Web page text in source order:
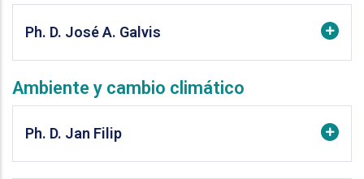
Ph. D. José A. Galvis
Ambiente y cambio climático
Ph. D. Jan Filip